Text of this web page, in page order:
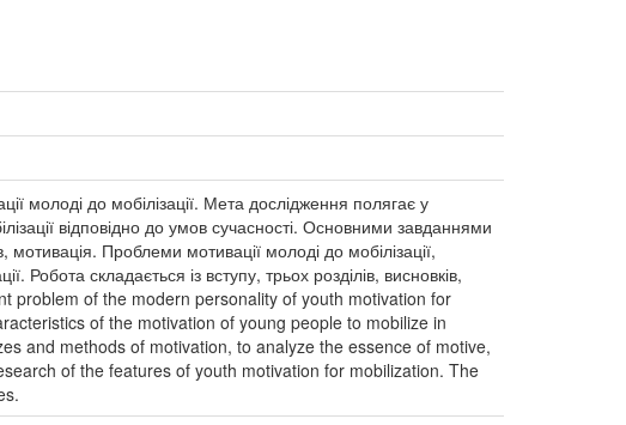
молоді до мобілізації. Мета дослідження полягає у
відповідно до умов сучасності. Основними завданнями
мотивація. Проблеми мотивації молоді до мобілізації,
Робота складається із вступу, трьох розділів, висновків,
problem of the modern personality of youth motivation for
of the motivation of young people to mobilize in
and methods of motivation, to analyze the essence of motive,
of the features of youth motivation for mobilization. The